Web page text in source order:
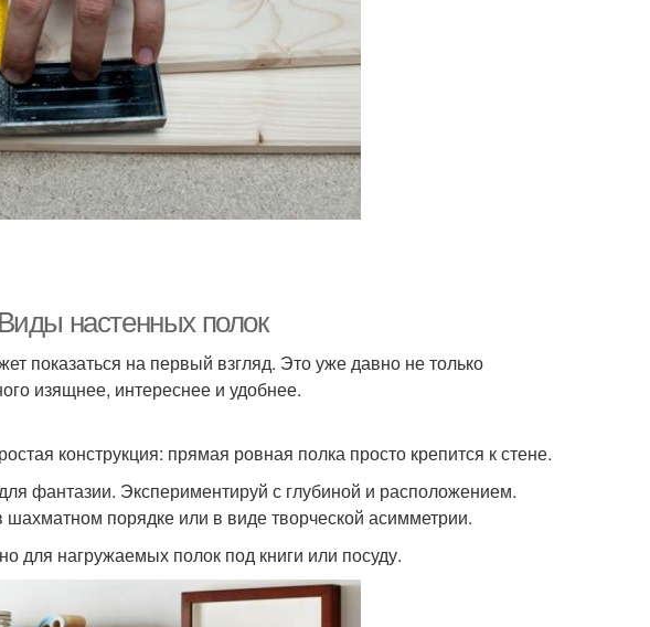
настенных полок
показаться на первый взгляд. Это уже давно не только
изящнее, интереснее и удобнее.
конструкция: прямая ровная полка просто крепится к стене.
фантазии. Экспериментируй с глубиной и расположением.
порядке или в виде творческой асимметрии.
для нагружаемых полок под книги или посуду.